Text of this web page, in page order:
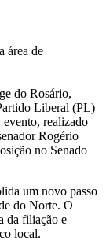
área de
do Rosário,
Liberal (PL)
evento, realizado
Rogério
no Senado
um novo passo
do Norte. O
da filiação e
local.